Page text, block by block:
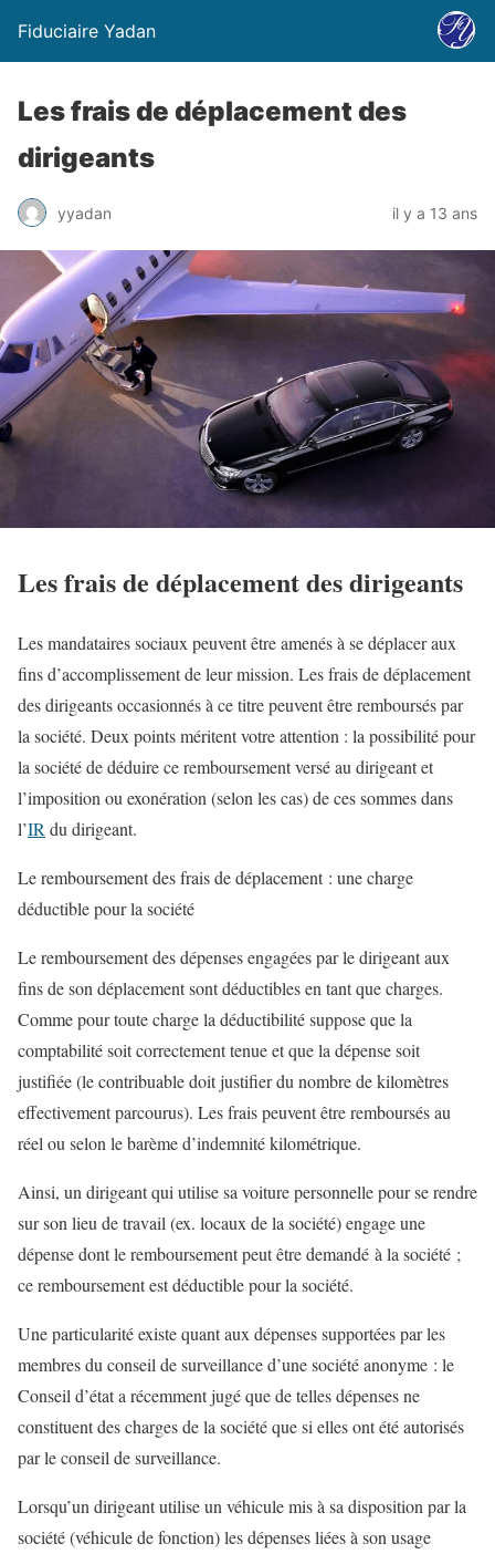
Fiduciaire Yadan
Les frais de déplacement des
dirigeants
yyadan il y a 13 ans
Les frais de déplacement des dirigeants
Les mandataires sociaux peuvent être amenés à se déplacer aux
fins d’accomplissement de leur mission. Les frais de déplacement
des dirigeants occasionnés à ce titre peuvent être remboursés par
la société. Deux points méritent votre attention : la possibilité pour
la société de déduire ce remboursement versé au dirigeant et
l’imposition ou exonération (selon les cas) de ces sommes dans
l’IR du dirigeant.
Le remboursement des frais de déplacement : une charge
déductible pour la société
Le remboursement des dépenses engagées par le dirigeant aux
fins de son déplacement sont déductibles en tant que charges.
Comme pour toute charge la déductibilité suppose que la
comptabilité soit correctement tenue et que la dépense soit
justifiée (le contribuable doit justifier du nombre de kilomètres
effectivement parcourus). Les frais peuvent être remboursés au
réel ou selon le barème d’indemnité kilométrique.
Ainsi, un dirigeant qui utilise sa voiture personnelle pour se rendre
sur son lieu de travail (ex. locaux de la société) engage une
dépense dont le remboursement peut être demandé à la société ;
ce remboursement est déductible pour la société.
Une particularité existe quant aux dépenses supportées par les
membres du conseil de surveillance d’une société anonyme : le
Conseil d’état a récemment jugé que de telles dépenses ne
constituent des charges de la société que si elles ont été autorisés
par le conseil de surveillance.
Lorsqu’un dirigeant utilise un véhicule mis à sa disposition par la
société (véhicule de fonction) les dépenses liées à son usage